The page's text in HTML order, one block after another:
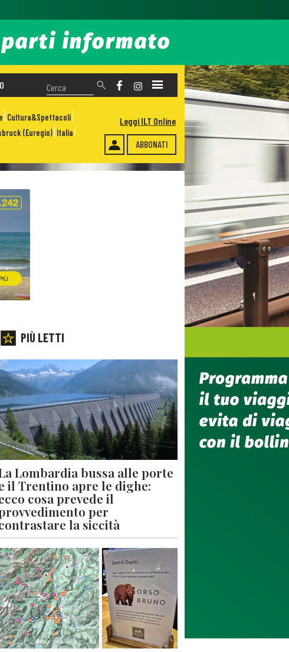
Cultura&Spettacoli
(Euregio) Italia
ABBONATI
Leggi ILT Online
PIÙ LETTI
Lombardia bussa alle porte
il Trentino apre le dighe:
cosa prevede il
per
la siccità